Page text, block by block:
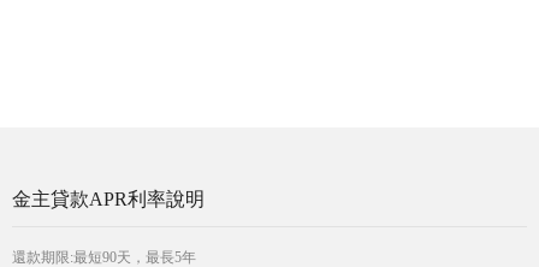
金主貸款APR利率說明
還款期限:最短90天，最長5年